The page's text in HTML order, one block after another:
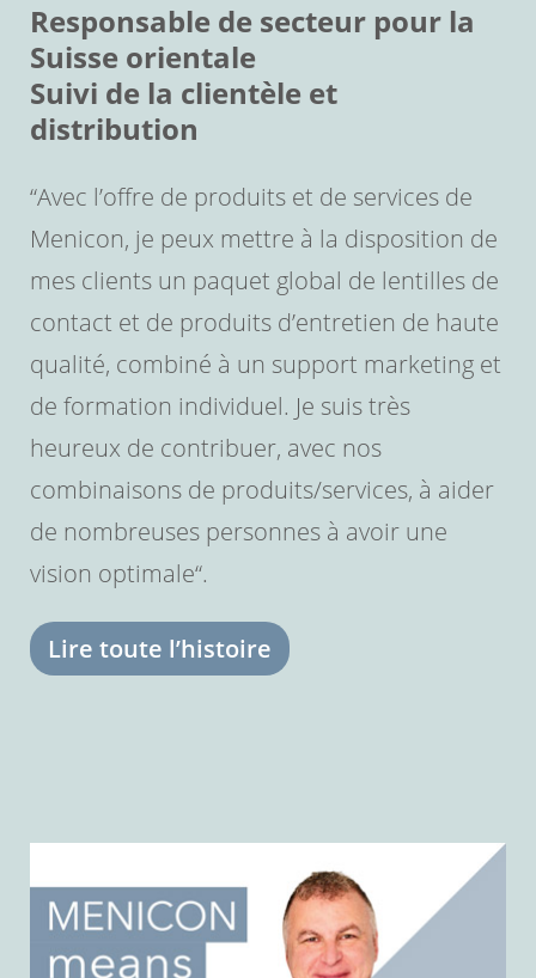
Responsable de secteur pour la
Suisse orientale
Suivi de la clientèle et
distribution
“Avec l’offre de produits et de services de
Menicon, je peux mettre à la disposition de
mes clients un paquet global de lentilles de
contact et de produits d’entretien de haute
qualité, combiné à un support marketing et
de formation individuel. Je suis très
heureux de contribuer, avec nos
combinaisons de produits/services, à aider
de nombreuses personnes à avoir une
vision optimale“.
Lire toute l’histoire